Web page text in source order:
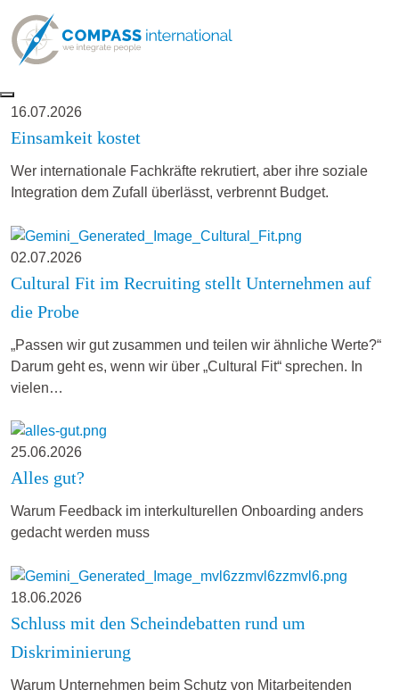
16.07.2026
Einsamkeit kostet
Wer internationale Fachkräfte rekrutiert, aber ihre soziale
Integration dem Zufall überlässt, verbrennt Budget.
02.07.2026
Cultural Fit im Recruiting stellt Unternehmen auf
die Probe
„Passen wir gut zusammen und teilen wir ähnliche Werte?“
Darum geht es, wenn wir über „Cultural Fit“ sprechen. In
vielen…
25.06.2026
Alles gut?
Warum Feedback im interkulturellen Onboarding anders
gedacht werden muss
18.06.2026
Schluss mit den Scheindebatten rund um
Diskriminierung
Warum Unternehmen beim Schutz von Mitarbeitenden